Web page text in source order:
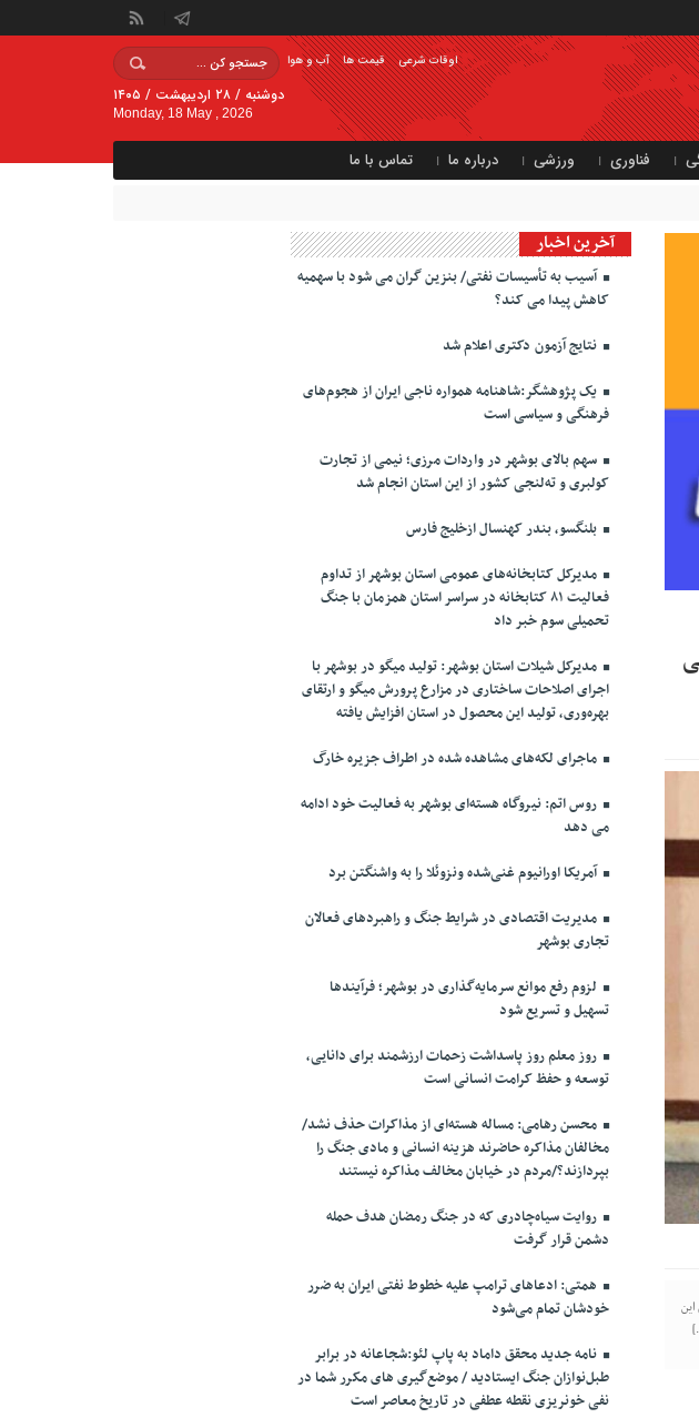
آب و هوا قیمت ها اوقات شرعی
دوشنبه / ۲۸ اردیبهشت / ۱۴۰۵
Monday, 18 May , 2026
فناوری ورزشی درباره ما تماس با ما
آخرین اخبار
آسیب به تأسیسات نفتی/ بنزین گران می شود با سهمیه
کاهش پیدا می کند؟
نتایج آزمون دکتری اعلام شد
یک پژوهشگر:شاهنامه همواره ناجی ایران از هجوم‌های
فرهنگی و سیاسی است
سهم بالای بوشهر در واردات مرزی؛ نیمی از تجارت
کولبری و ته‌لنجی کشور از این استان انجام شد
بلنگسو، بندر کهنسال ازخلیج فارس
مدیرکل کتابخانه‌های عمومی استان بوشهر از تداوم
فعالیت ۸۱ کتابخانه در سراسر استان همزمان با جنگ
تحمیلی سوم خبر داد
مدیرکل شیلات استان بوشهر: تولید میگو در بوشهر با
اجرای اصلاحات ساختاری در مزارع پرورش میگو و ارتقای
بهره‌وری، تولید این محصول در استان افزایش یافته
ماجرای لکه‌های مشاهده شده در اطراف جزیره خارگ
روس اتم: نیروگاه هسته‌ای بوشهر به فعالیت خود ادامه
می دهد
آمریکا اورانیوم غنی‌شده ونزوئلا را به واشنگتن برد
مدیریت اقتصادی در شرایط جنگ و راهبردهای فعالان
تجاری بوشهر
لزوم رفع موانع سرمایه‌گذاری در بوشهر؛ فرآیندها
تسهیل و تسریع شود
روز معلم روز پاسداشت زحمات ارزشمند برای دانایی،
توسعه و حفظ کرامت انسانی است
محسن رهامی: مساله هسته‌ای از مذاکرات حذف نشد/
مخالفان مذاکره حاضرند هزینه انسانی و مادی جنگ را
بپردازند؟/مردم در خیابان مخالف مذاکره نیستند
روایت سیاه‌چادری که در جنگ رمضان هدف حمله
دشمن قرار گرفت
همتی: ادعاهای ترامپ علیه خطوط نفتی ایران به ضرر
خودشان تمام می‌شود
نامه جدید محقق داماد به پاپ لئو:شجاعانه در برابر
طبل‌نوازان جنگ ایستادید / موضع‌گیری های مکرر شما در
نفی خونریزی نقطه عطفی در تاریخ معاصر است